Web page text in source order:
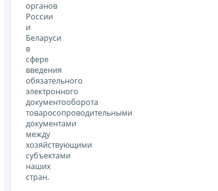
органов
России
и
Беларуси
в
сфере
введения
обязательного
электронного
документооборота
товаросопроводительными
документами
между
хозяйствующими
субъектами
наших
стран.